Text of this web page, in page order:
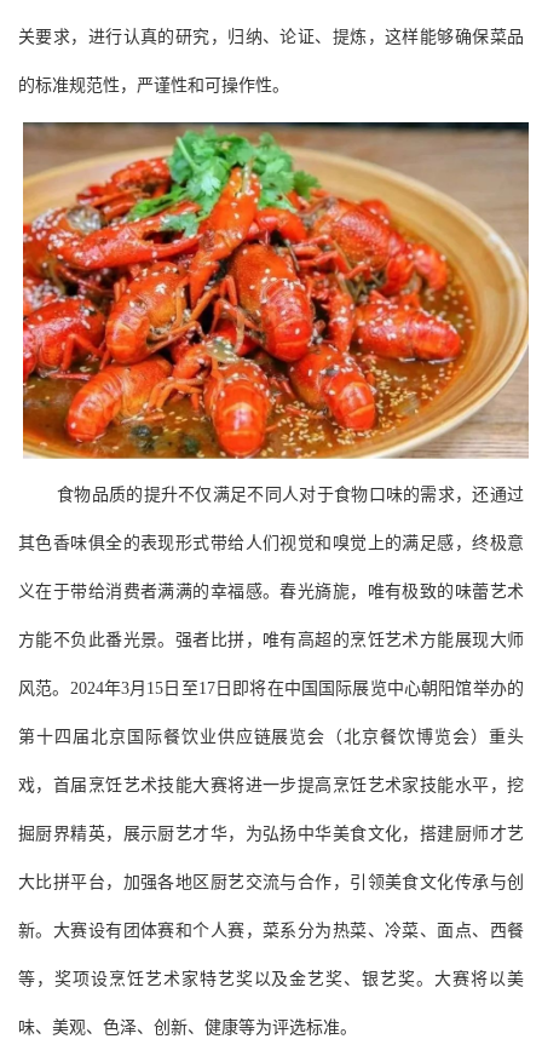
关要求，进行认真的研究，归纳、论证、提炼，这样能够确保菜品
的标准规范性，严谨性和可操作性。
食物品质的提升不仅满足不同人对于食物口味的需求，还通过
其色香味俱全的表现形式带给人们视觉和嗅觉上的满足感，终极意
义在于带给消费者满满的幸福感。春光旖旎，唯有极致的味蕾艺术
方能不负此番光景。强者比拼，唯有高超的烹饪艺术方能展现大师
风范。2024年3月15日至17日即将在中国国际展览中心朝阳馆举办的
第十四届北京国际餐饮业供应链展览会（北京餐饮博览会）重头
戏，首届烹饪艺术技能大赛将进一步提高烹饪艺术家技能水平，挖
掘厨界精英，展示厨艺才华，为弘扬中华美食文化，搭建厨师才艺
大比拼平台，加强各地区厨艺交流与合作，引领美食文化传承与创
新。大赛设有团体赛和个人赛，菜系分为热菜、冷菜、面点、西餐
等，奖项设烹饪艺术家特艺奖以及金艺奖、银艺奖。大赛将以美
味、美观、色泽、创新、健康等为评选标准。